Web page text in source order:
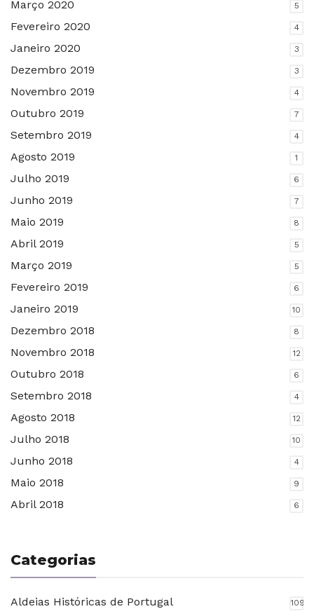
Março 2020 5
Fevereiro 2020 4
Janeiro 2020 3
Dezembro 2019 3
Novembro 2019 4
Outubro 2019 7
Setembro 2019 4
Agosto 2019 1
Julho 2019 6
Junho 2019 7
Maio 2019 8
Abril 2019 5
Março 2019 5
Fevereiro 2019 6
Janeiro 2019 10
Dezembro 2018 8
Novembro 2018 12
Outubro 2018 6
Setembro 2018 4
Agosto 2018 12
Julho 2018 10
Junho 2018 4
Maio 2018 9
Abril 2018 6
Categorias
Aldeias Históricas de Portugal 109